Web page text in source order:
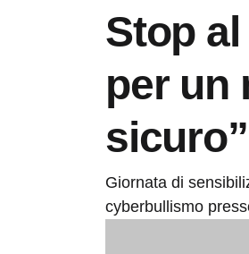
Stop
per un
sicuro”
Giornata di
cyberbullismo